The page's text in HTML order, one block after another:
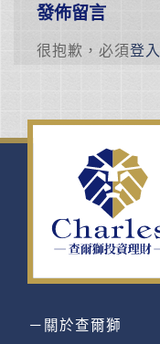
發佈留言
很抱歉，必須登入
－關於查爾獅